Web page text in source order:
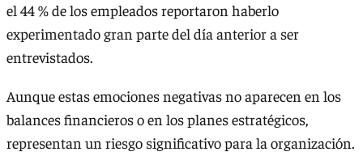
el 44 % de los empleados reportaron haberlo
experimentado gran parte del día anterior a ser
entrevistados.
Aunque estas emociones negativas no aparecen en los
balances financieros o en los planes estratégicos,
representan un riesgo significativo para la organización.